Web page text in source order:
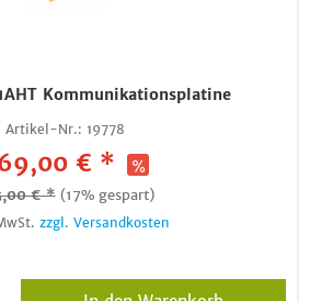
Kommunikationsplatine
Artikel-Nr.: 19778
€ *
€ * (17% gespart)
zzgl. Versandkosten